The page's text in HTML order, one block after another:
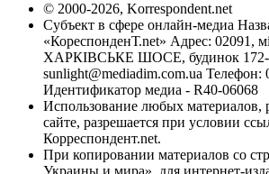
© 2000-2026, Korrespondent.net
Субъект в сфере онлайн-медиа
«КореспонденТ.net» Адрес: 02091,
ХАРКІВСЬКЕ ШОСЕ, будинок 172-
sunlight@mediadim.com.ua Телефон:
Идентификатор медиа - R40-06068
Использование любых материалов,
сайте, разрешается при условии
Корреспондент.net.
При копировании материалов со